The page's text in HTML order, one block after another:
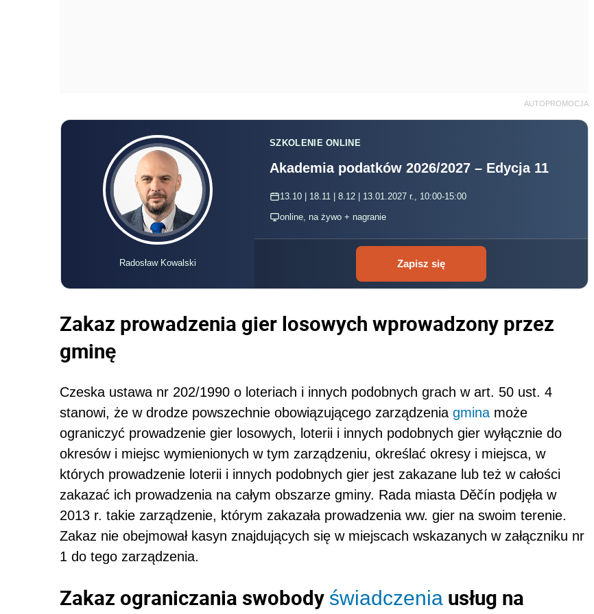
AUTOPROMOCJA
Radosław Kowalski
SZKOLENIE ONLINE
Akademia podatków 2026/2027 – Edycja 11
13.10 | 18.11 | 8.12 | 13.01.2027 r., 10:00-15:00
online, na żywo + nagranie
Zapisz się
Zakaz prowadzenia gier losowych wprowadzony przez
gminę
Czeska ustawa nr 202/1990 o loteriach i innych podobnych grach w art. 50 ust. 4
stanowi, że w drodze powszechnie obowiązującego zarządzenia gmina może
ograniczyć prowadzenie gier losowych, loterii i innych podobnych gier wyłącznie do
okresów i miejsc wymienionych w tym zarządzeniu, określać okresy i miejsca, w
których prowadzenie loterii i innych podobnych gier jest zakazane lub też w całości
zakazać ich prowadzenia na całym obszarze gminy. Rada miasta Děčín podjęła w
2013 r. takie zarządzenie, którym zakazała prowadzenia ww. gier na swoim terenie.
Zakaz nie obejmował kasyn znajdujących się w miejscach wskazanych w załączniku nr
1 do tego zarządzenia.
Zakaz ograniczania swobody świadczenia usług na